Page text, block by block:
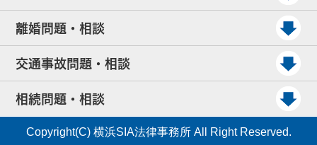
離婚問題・相談
交通事故問題・相談
相続問題・相談
Copyright(C) 横浜SIA法律事務所 All Right Reserved.